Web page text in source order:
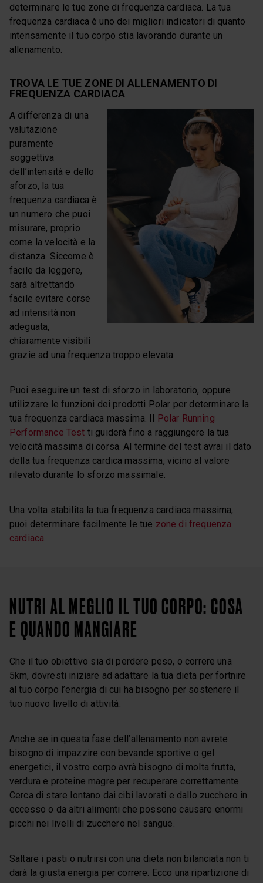
determinare le tue zone di frequenza cardiaca. La tua
frequenza cardiaca è uno dei migliori indicatori di quanto
intensamente il tuo corpo stia lavorando durante un
allenamento.
TROVA LE TUE ZONE DI ALLENAMENTO DI
FREQUENZA CARDIACA
A differenza di una
valutazione
puramente
soggettiva
dell’intensità e dello
sforzo, la tua
frequenza cardiaca è
un numero che puoi
misurare, proprio
come la velocità e la
distanza. Siccome è
facile da leggere,
sarà altrettando
facile evitare corse
ad intensità non
adeguata,
chiaramente visibili
grazie ad una frequenza troppo elevata.
Puoi eseguire un test di sforzo in laboratorio, oppure
utilizzare le funzioni dei prodotti Polar per determinare la
tua frequenza cardiaca massima. Il Polar Running
Performance Test ti guiderà fino a raggiungere la tua
velocità massima di corsa. Al termine del test avrai il dato
della tua frequenza cardica massima, vicino al valore
rilevato durante lo sforzo massimale.
Una volta stabilita la tua frequenza cardiaca massima,
puoi determinare facilmente le tue zone di frequenza
cardiaca.
NUTRI AL MEGLIO IL TUO CORPO: COSA
E QUANDO MANGIARE
Che il tuo obiettivo sia di perdere peso, o correre una
5km, dovresti iniziare ad adattare la tua dieta per fortnire
al tuo corpo l’energia di cui ha bisogno per sostenere il
tuo nuovo livello di attività.
Anche se in questa fase dell’allenamento non avrete
bisogno di impazzire con bevande sportive o gel
energetici, il vostro corpo avrà bisogno di molta frutta,
verdura e proteine magre per recuperare correttamente.
Cerca di stare lontano dai cibi lavorati e dallo zucchero in
eccesso o da altri alimenti che possono causare enormi
picchi nei livelli di zucchero nel sangue.
Saltare i pasti o nutrirsi con una dieta non bilanciata non ti
darà la giusta energia per correre. Ecco una ripartizione di